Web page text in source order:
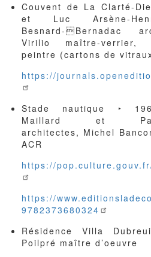
Couvent de La Clarté-
et Luc Arsène-
Besnard-Bernadac
Virilio maître-verrier,
peintre (cartons de
https://
Stade nautique ‣
Maillard et
architectes, Michel
ACR
https://
https://
9782373680324
Résidence Villa
Poilpré maître d’oeuvre